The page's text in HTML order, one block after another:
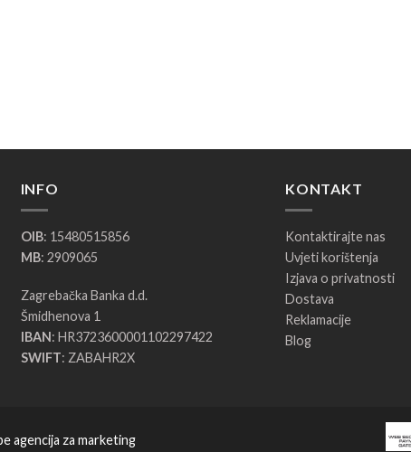
INFO
OIB: 15480515856
MB: 2909065
Zagrebačka Banka d.d.
Šmidhenova 1
IBAN: HR3723600001102297422
SWIFT: ZABAHR2X
KONTAKT
Kontaktirajte nas
Uvjeti korištenja
Izjava o privatnosti
Dostava
Reklamacije
Blog
agencija za marketing